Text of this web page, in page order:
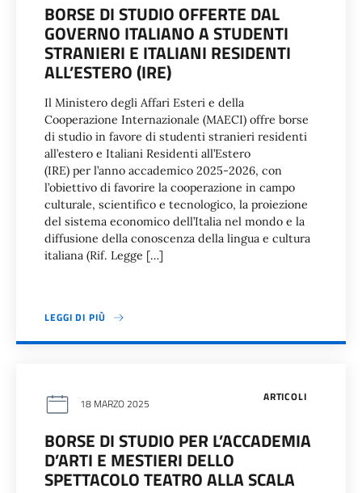
BORSE DI STUDIO OFFERTE DAL
GOVERNO ITALIANO A STUDENTI
STRANIERI E ITALIANI RESIDENTI
ALL’ESTERO (IRE)
Il Ministero degli Affari Esteri e della
Cooperazione Internazionale (MAECI) offre borse
di studio in favore di studenti stranieri residenti
all’estero e Italiani Residenti all’Estero
(IRE) per l’anno accademico 2025-2026, con
l’obiettivo di favorire la cooperazione in campo
culturale, scientifico e tecnologico, la proiezione
del sistema economico dell’Italia nel mondo e la
diffusione della conoscenza della lingua e cultura
italiana (Rif. Legge […]
LEGGI DI PIÙ
ARTICOLI
18 MARZO 2025
BORSE DI STUDIO PER L’ACCADEMIA
D’ARTI E MESTIERI DELLO
SPETTACOLO TEATRO ALLA SCALA